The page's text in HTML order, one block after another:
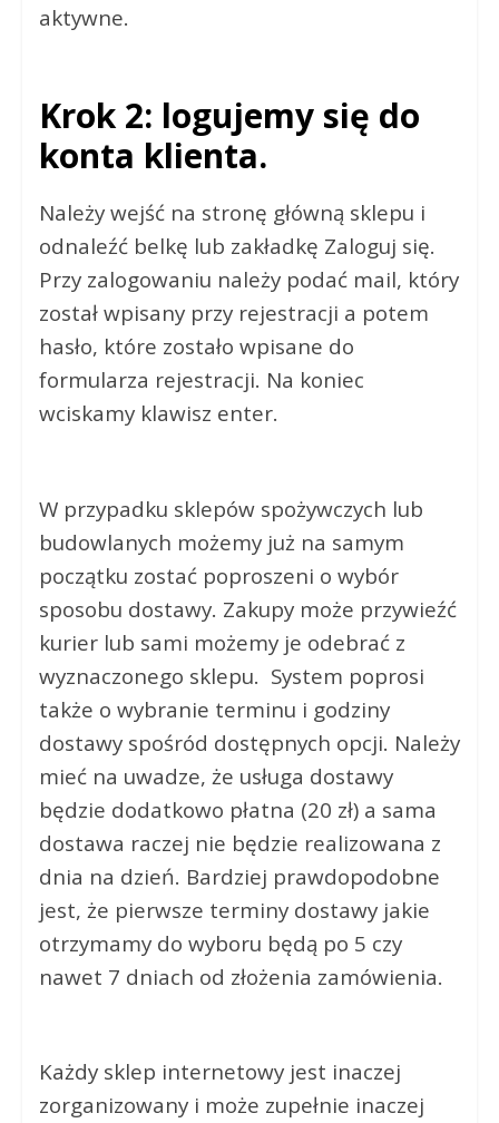
aktywne.
Krok 2: logujemy się do
konta klienta.
Należy wejść na stronę główną sklepu i
odnaleźć belkę lub zakładkę Zaloguj się.
Przy zalogowaniu należy podać mail, który
został wpisany przy rejestracji a potem
hasło, które zostało wpisane do
formularza rejestracji. Na koniec
wciskamy klawisz enter.
W przypadku sklepów spożywczych lub
budowlanych możemy już na samym
początku zostać poproszeni o wybór
sposobu dostawy. Zakupy może przywieźć
kurier lub sami możemy je odebrać z
wyznaczonego sklepu. System poprosi
także o wybranie terminu i godziny
dostawy spośród dostępnych opcji. Należy
mieć na uwadze, że usługa dostawy
będzie dodatkowo płatna (20 zł) a sama
dostawa raczej nie będzie realizowana z
dnia na dzień. Bardziej prawdopodobne
jest, że pierwsze terminy dostawy jakie
otrzymamy do wyboru będą po 5 czy
nawet 7 dniach od złożenia zamówienia.
Każdy sklep internetowy jest inaczej
zorganizowany i może zupełnie inaczej